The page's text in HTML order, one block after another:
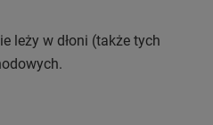
leży w dłoni (także tych